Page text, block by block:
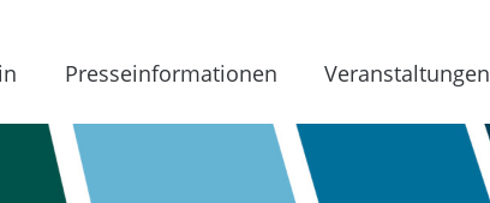
Presseinformationen Veranstaltungen